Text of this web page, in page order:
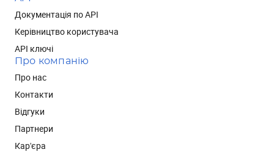
Документація по API
Керівництво користувача
API ключі
Про компанію
Про нас
Контакти
Відгуки
Партнери
Кар'єра